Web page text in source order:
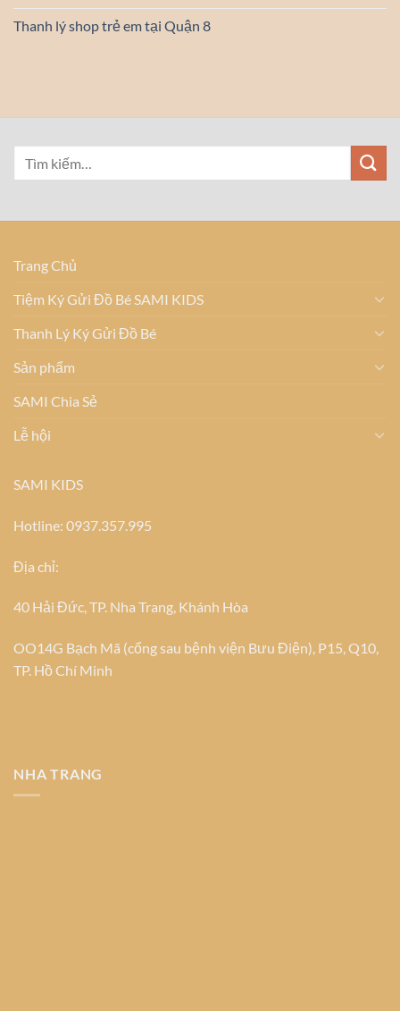
Thanh lý shop trẻ em tại Quận 8
Trang Chủ
Tiệm Ký Gửi Đồ Bé SAMI KIDS
Thanh Lý Ký Gửi Đồ Bé
Sản phẩm
SAMI Chia Sẻ
Lễ hội
SAMI KIDS
Hotline: 0937.357.995
Địa chỉ:
40 Hải Đức, TP. Nha Trang, Khánh Hòa
OO14G Bạch Mã (cổng sau bệnh viện Bưu Điện), P15, Q10,
TP. Hồ Chí Minh
NHA TRANG